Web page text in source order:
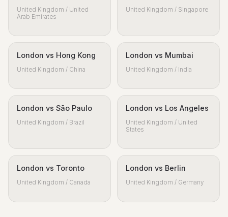
United Kingdom / United
Arab Emirates
United Kingdom / Singapore
London vs Hong Kong
United Kingdom / China
London vs Mumbai
United Kingdom / India
London vs São Paulo
United Kingdom / Brazil
London vs Los Angeles
United Kingdom / United
States
London vs Toronto
United Kingdom / Canada
London vs Berlin
United Kingdom / Germany